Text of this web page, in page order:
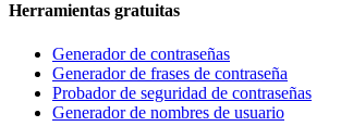
Herramientas gratuitas
Generador de contraseñas
Generador de frases de contraseña
Probador de seguridad de contraseñas
Generador de nombres de usuario